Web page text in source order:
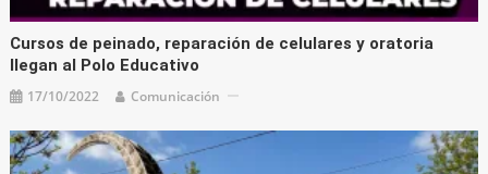
Cursos de peinado, reparación de celulares y oratoria
llegan al Polo Educativo
17/10/2022 Comunicación